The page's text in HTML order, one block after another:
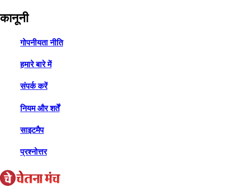
कानूनी
गोपनीयता नीति
हमारे बारे में
संपर्क करें
नियम और शर्तें
साइटमैप
प्रश्नोत्तर